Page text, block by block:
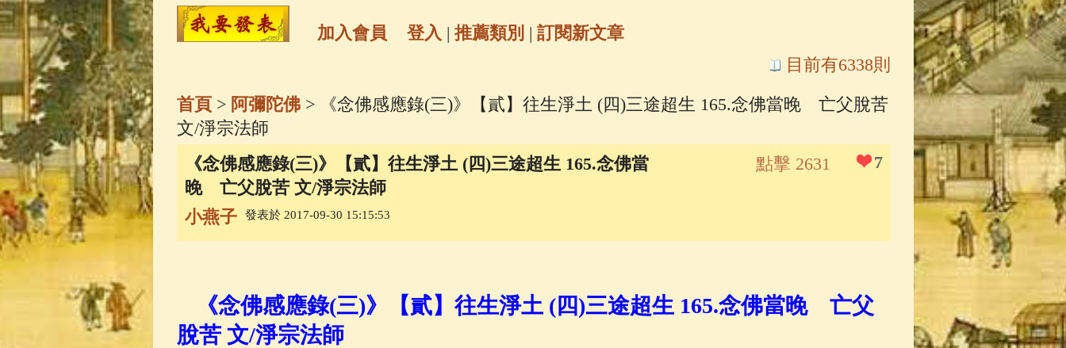
高僧故事 (141) 放生護生 (133) 戒除邪淫(129)
一切如來心秘密全身舍利寶篋印陀羅尼經
釋迦牟尼佛傳(69) 生活禪(67) 大梵天王（四面佛）感應錄
善財童子五十三參(57)
加入會員 登入 | 推薦類別 | 訂閱新文章
目前有6338則
首頁> 阿彌陀佛> 《念佛感應錄(三)》【貳】往生淨土 (四)三途超生 165.念佛當晚 亡父脫苦
文/淨宗法師
《念佛感應錄(三)》【貳】往生淨土 (四)三途超生 165.念佛當
晚 亡父脫苦 文/淨宗法師
7
點擊 2631
小燕子 發表於 2017-09-30 15:15:53
《念佛感應錄(三)》【貳】往生淨土 (四)三途超生 165.念佛當晚 亡父
脫苦 文/淨宗法師